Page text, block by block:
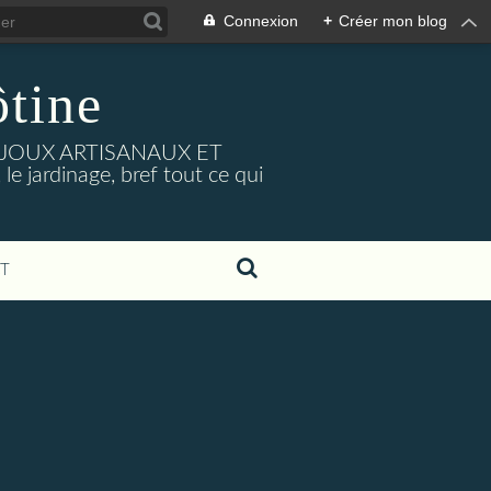
Connexion + Créer mon blog
ARTISANAUX ET
jardinage, bref tout ce qui